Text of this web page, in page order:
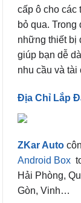
cấp ô cho các
bỏ qua. Trong
những thiết bị
giúp bạn dễ
nhu cầu và tài
Địa Chỉ Lắp
ZKar Auto
Android Box
Hải Phòng,
Gòn, Vinh…